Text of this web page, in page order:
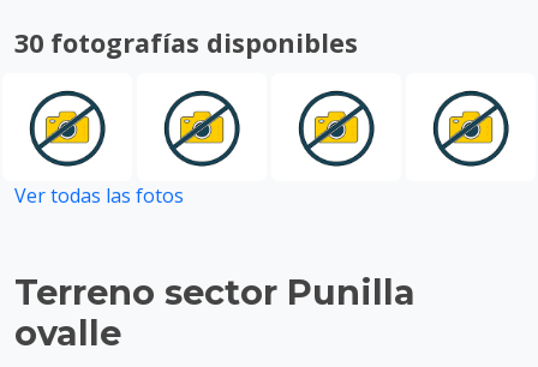
30 fotografías disponibles
Ver todas las fotos
Terreno sector Punilla
ovalle